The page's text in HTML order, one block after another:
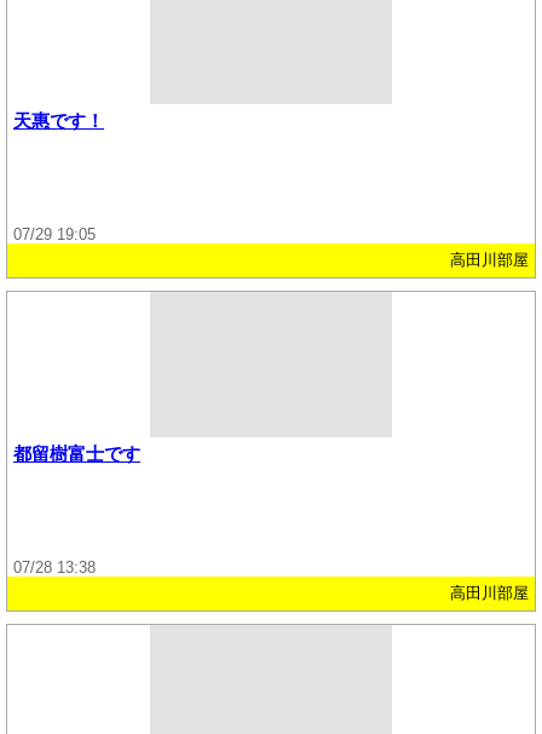
天惠です！
07/29 19:05
高田川部屋
都留樹富士です
07/28 13:38
高田川部屋